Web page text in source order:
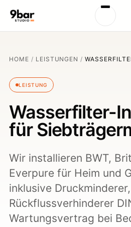
HOME / LEISTUNGEN /
LEISTUNG
Wasserfilter-
für
Wir installieren BWT,
Everpure für Heim und
inklusive Druckminderer,
Rückflussverhinderer
Wartungsvertrag bei